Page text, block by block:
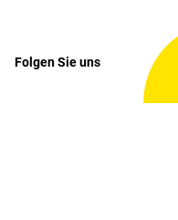
Folgen Sie uns